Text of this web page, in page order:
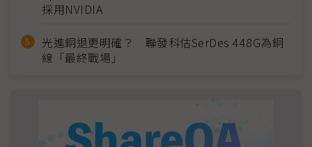
採用NVIDIA
光進銅退更明確？ 聯發科估SerDes 448G為銅
線「最終戰場」